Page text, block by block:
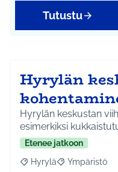
Tutustu
Hyrylän
Hyrylän keskustan
esimerkiksi
Etenee jatkoon
Rajaa tulokset aihepiirin
Hyrylä Rajaa tulokset
Ympäristö